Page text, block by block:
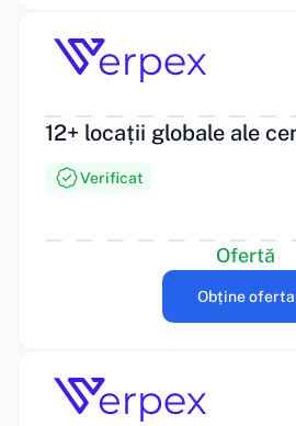
12+ locații globale ale
Verificat
Ofertă
Obține oferta